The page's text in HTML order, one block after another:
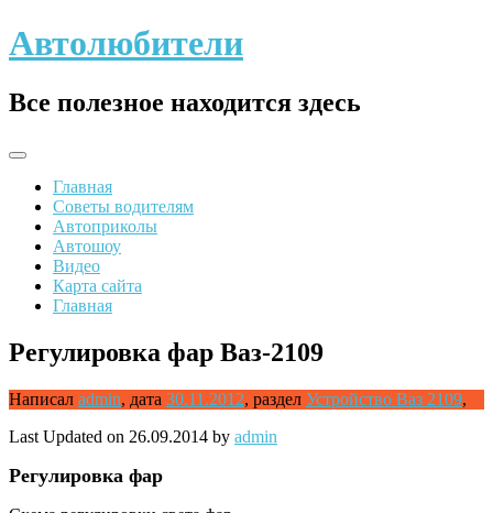
Skip
to
Автолюбители
Все полезное находится здесь
Главная
Советы водителям
Автоприколы
Автошоу
Видео
Карта сайта
Главная
Регулировка фар Ваз-2109
Написал admin, дата 30.11.2012, раздел Устройство Ваз 2109,
Last Updated on 26.09.2014 by admin
Регулировка фар